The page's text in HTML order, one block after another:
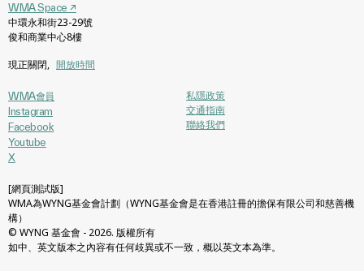
WMA Space ↗
中環永和街23-29號
俊和商業中心8樓
現正關閉, 開放時間
WMA會員
Instagram
Facebook
Youtube
X
私隱政策
交通指南
聯絡我們
[網頁測試版]
WMA為WYNG基金會計劃（WYNG基金會是在香港註冊的擔保有限公司和慈善機
構）
© WYNG 基金會 - 2026. 版權所有
如中、英文版本之內容有任何歧異或不一致，概以英文本為準。